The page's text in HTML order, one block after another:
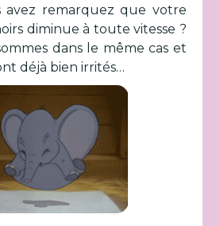
avez remarquez que votre
diminue à toute vitesse ?
dans le même cas et
déjà bien irrités…